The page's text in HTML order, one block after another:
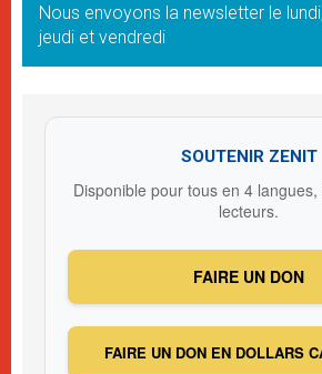
Nous envoyons la newsletter le
jeudi et vendredi
SOUTENIR ZENIT
Disponible pour tous en 4
lecteurs.
FAIRE UN DON
FAIRE UN DON EN DOLLARS